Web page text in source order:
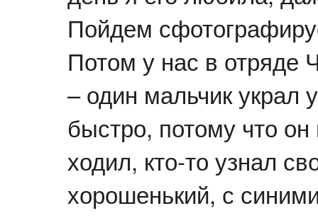
Пойдем
Потом у нас в отряде
– один мальчик украл
быстро, потому что
ходил, кто-то узнал
хорошенький, с